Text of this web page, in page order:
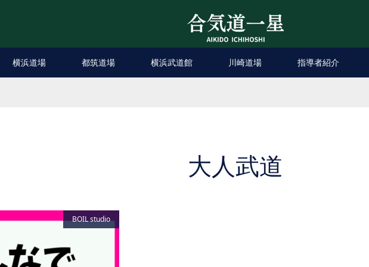
横浜道場 都筑道場 横浜武道館 川崎道場 指導者紹介
大人武道
BOIL studio